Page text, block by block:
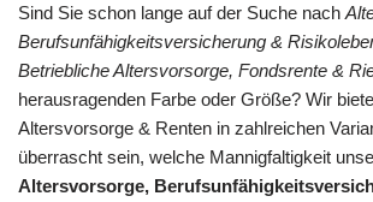
Sind Sie schon lange auf der Suche nach
Berufsunfähigkeitsversicherung &
Betriebliche Altersvorsorge, Fondsrente &
herausragenden Farbe oder Größe? Wir
Altersvorsorge & Renten in zahlreichen
überrascht sein, welche Mannigfaltigkeit
Altersvorsorge,